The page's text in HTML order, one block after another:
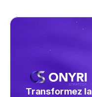
Transformez